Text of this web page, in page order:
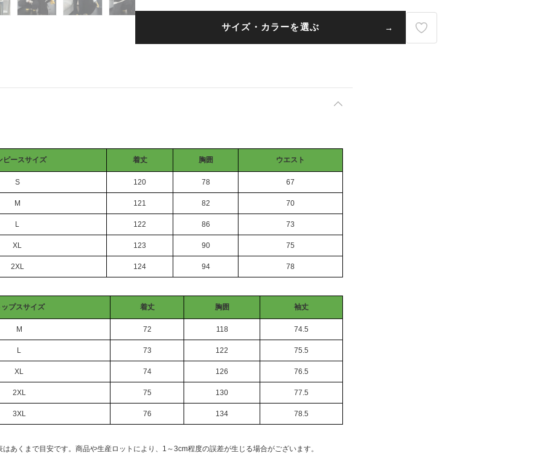
サイズ・カラーを選ぶ
ピースサイズ 着丈 胸囲 ウエスト
S 120 78 67
M 121 82 70
L 122 86 73
XL 123 90 75
2XL 124 94 78
ップスサイズ 着丈 胸囲 袖丈
M 72 118 74.5
L 73 122 75.5
XL 74 126 76.5
2XL 75 130 77.5
3XL 76 134 78.5
あくまで目安です。商品や生産ロットにより、1～3cm程度の誤差が生じる場合がございます。